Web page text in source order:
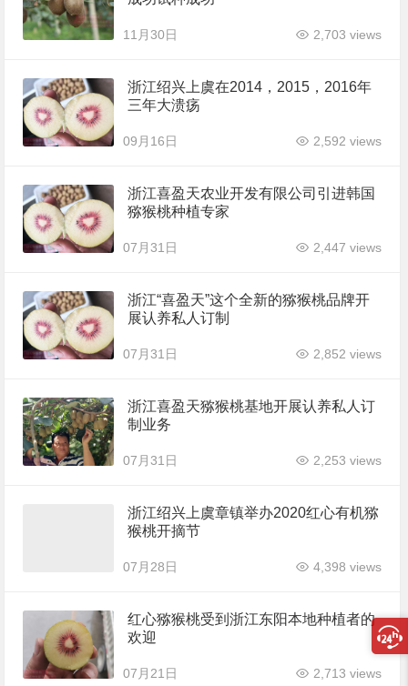
11月30日 2,703 views
浙江绍兴上虞在2014，2015，2016年
三年大溃疡
09月16日 2,592 views
浙江喜盈天农业开发有限公司引进韩国
猕猴桃种植专家
07月31日 2,447 views
浙江“喜盈天”这个全新的猕猴桃品牌开
展认养私人订制
07月31日 2,852 views
浙江喜盈天猕猴桃基地开展认养私人订
制业务
07月31日 2,253 views
浙江绍兴上虞章镇举办2020红心有机猕
猴桃开摘节
07月28日 4,398 views
红心猕猴桃受到浙江东阳本地种植者的
欢迎
07月21日 2,713 views